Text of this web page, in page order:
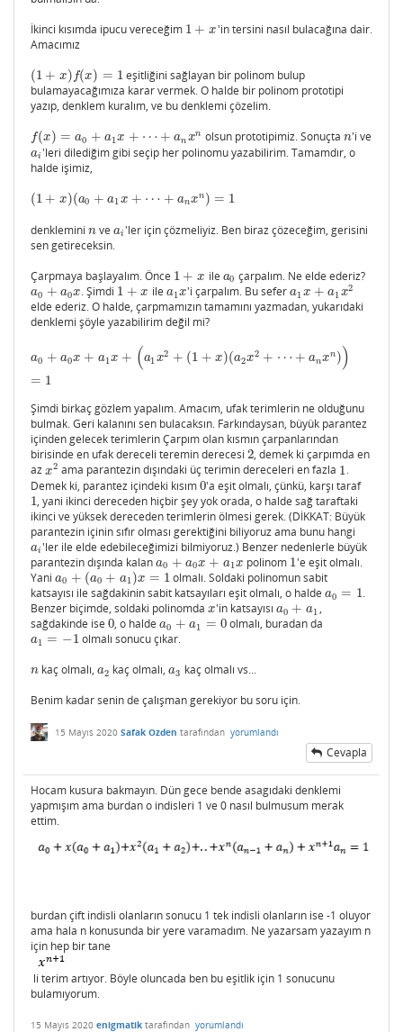
İkinci kısımda ipucu vereceğim 1 + x
1 +x
'in tersini nasıl bulacağına dair.
Amacımız
(1 + x) f(x) = 1
(1+x) (x) =1
eşitliğini sağlayan bir polinom bulup
bulamayacağımıza karar vermek. O halde bir polinom prototipi
yazıp, denklem kuralım, ve bu denklemi çözelim.
f(x) = a0 + a1x + ⋯ + an xn
f(x)=a 0+ a1x +⋯+an xn olsun prototipimiz. Sonuçtan
n'i ve
ai
ai'leri dilediğim gibi seçip her polinomu yazabilirim. Tamamdır, o
halde işimiz,
(1 + x)(a0 + a1x + ⋯ + anxn ) = 1
(1+x) a0+a1 x+⋯+an xn ) = 1
denklemini n
nve ai
ai'ler için çözmeliyiz. Ben biraz çözeceğim, gerisini
sen getireceksin.
Çarpmaya başlayalım. Önce 1 + x
1 +x ile a0
a0 çarpalım. Ne elde ederiz?
a0 + a0x
a0 +a0x . Şimdi 1 + x
1 +x ile a1x
a1x 'i çarpalım. Bu sefera1x + a1x2
a1x+ a1 x2
elde ederiz. O halde, çarpmamızın tamamını yazmadan, yukarıdaki
denklemi şöyle yazabilirim değil mi?
a0 + a0x + a1x + (a1x2 + (1 + x)(a2x2 + ⋯ + anxn ))
= 1
a0 +a0x+a 1x+ (a1x 2+ 1 +x)(a2 x2 +⋯ +a nxn))=1
Şimdi birkaç gözlem yapalım. Amacım, ufak terimlerin ne olduğunu
bulmak. Geri kalanını sen bulacaksın. Farkındaysan, büyük parantez
içinden gelecek terimlerin Çarpım olan kısmın çarpanlarından
birisinde en ufak dereceli teremin derecesi 2
2, demek ki çarpımda en
az x2
x2 ama parantezin dışındaki üç terimin dereceleri en fazla 1
1.
Demek ki, parantez içindeki kısım0
0'a eşit olmalı, çünkü, karşı taraf
1
1, yani ikinci dereceden hiçbir şey yok orada, o halde sağ taraftaki
ikinci ve yüksek dereceden terimlerin ölmesi gerek. (DİKKAT: Büyük
parantezin içinin sıfır olması gerektiğini biliyoruz ama bunu hangi
ai
ai'ler ile elde edebileceğimizi bilmiyoruz.) Benzer nedenlerle büyük
parantezin dışında kalan a0 + a0x + a1x
a0 +a0x+a 1x polinom 1
1'e eşit olmalı.
Yani a0 + (a0 + a1 )x = 1
a0 +(a 0+a 1)x =1
olmalı. Soldaki polinomun sabit
katsayısı ile sağdakinin sabit katsayıları eşit olmalı, o halde a0 = 1
a0 =1
.
Benzer biçimde, soldaki polinomda x
x'in katsayısı a0 + a1
a0 +a1
,
sağdakinde ise 0
0, o haldea0 + a1 = 0
a0 +a1=0 olmalı, buradan da
a1 = −1
a1 =−1 olmalı sonucu çıkar.
n
nkaç olmalı, a2
a2 kaç olmalı,a3
a3 kaç olmalı vs...
Benim kadar senin de çalışman gerekiyor bu soru için.
15 Mayıs 2020 Safak Ozden tarafından yorumlandı
Cevapla
Hocam kusura bakmayın. Dün gece bende asagıdaki denklemi
yapmışım ama burdan o indisleri 1 ve 0 nasıl bulmusum merak
ettim.
burdan çift indisli olanların sonucu 1 tek indisli olanların ise -1 oluyor
ama hala n konusunda bir yere varamadım. Ne yazarsam yazayım n
için hep bir tane
li terim artıyor. Böyle oluncada ben bu eşitlik için 1 sonucunu
bulamıyorum.
15 Mayıs 2020 enigmatik tarafından yorumlandı